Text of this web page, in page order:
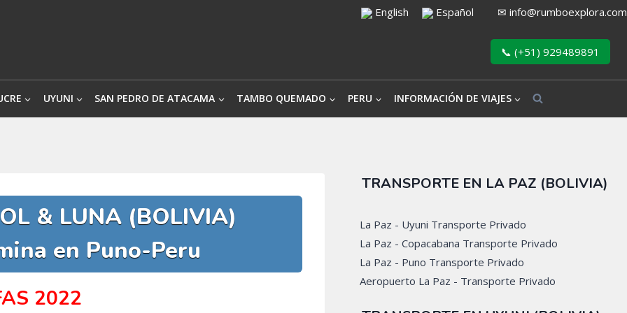
English Español ✉ info@rumboexplora.com
📞 (+51) 929489891
UYUNI SAN PEDRO DE ATACAMA TAMBO QUEMADO PERU INFORMACIÓN DE VIAJES
& LUNA (BOLIVIA)
en Puno-Peru
2022
TRANSPORTE EN LA PAZ (BOLIVIA)
La Paz - Uyuni Transporte Privado
La Paz - Copacabana Transporte Privado
La Paz - Puno Transporte Privado
Aeropuerto La Paz - Transporte Privado